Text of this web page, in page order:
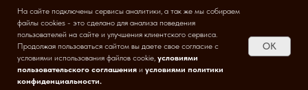
Адрес
Брянск, Московский, 158а
На сайте подключены сервисы аналитики, а так же мы собираем
файлы cookies - это сделано для анализа поведения
пользователей на сайте и улучшения клиентского сервиса.
Продолжая пользоваться сайтом вы даете свое согласие c
условиями использования файлов cookie, условиями
пользовательского соглашения и условиями политики
конфиденциальности.
OK